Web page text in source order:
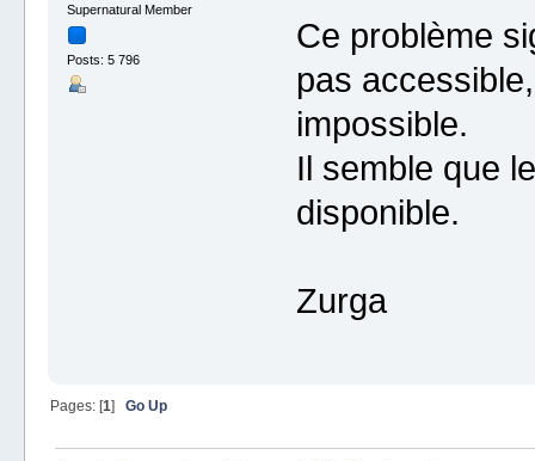
Supernatural Member
Posts: 5 796
Ce problème
pas
impossible.
Il semble que
disponible.
Zurga
Pages: [1] Go Up